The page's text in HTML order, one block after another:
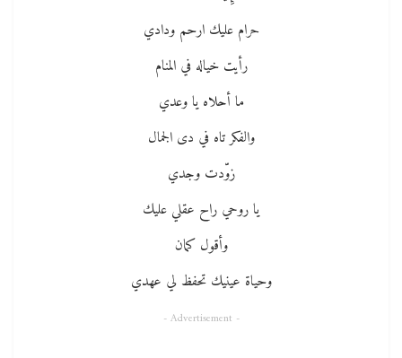
حرام عليك ارحم ودادي
رأيت خياله في المنام
ما أحلاه يا وعدي
والفكر تاه في دى الجمال
زوّدت وجدي
يا روحي راح عقلي عليك
وأقول كمان
وحياة عينيك تحفظ لي عهدي
- Advertisement -